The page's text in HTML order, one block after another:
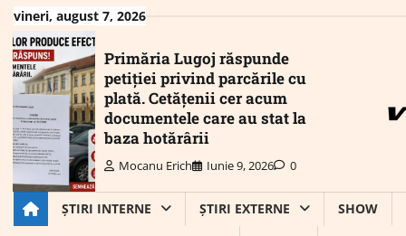
Skip
content
vineri, august 7, 2026
Primăria Lugoj răspunde
petiției privind parcările cu
plată. Cetățenii cer acum
documentele care au stat la
baza hotărârii
Mocanu Erich Iunie 9, 2026 0
ȘTIRI INTERNE ȘTIRI EXTERNE
SHOW